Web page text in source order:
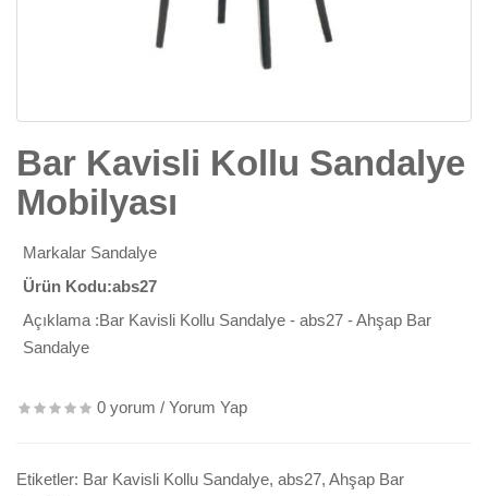
Bar Kavisli Kollu Sandalye
Mobilyası
Markalar Sandalye
Ürün Kodu:abs27
Açıklama :Bar Kavisli Kollu Sandalye - abs27 - Ahşap Bar
Sandalye
0 yorum / Yorum Yap
Etiketler: Bar Kavisli Kollu Sandalye, abs27, Ahşap Bar